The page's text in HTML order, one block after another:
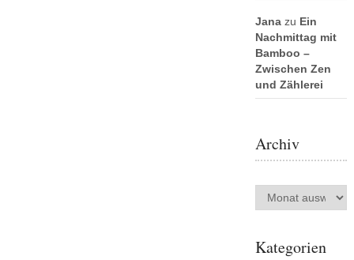
Janazu Ein
Nachmittag mit
Bamboo –
Zwischen Zen
und Zählerei
Archiv
Archiv
Kategorien